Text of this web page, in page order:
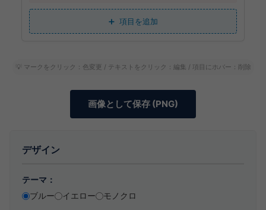
項目を追加
💡 マークをクリック：色変更 / テキストをクリック：編集 / 項目にホバー：削除
画像として保存 (PNG)
デザイン
テーマ：
ブルー
イエロー
モノクロ